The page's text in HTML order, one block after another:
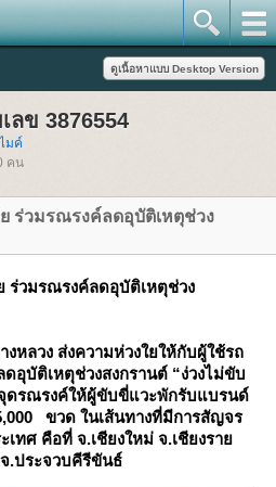
ลข 3876554
มค์
คน
ร่วมรณรงค์ลดอุบัติเหตุช่วง
วมรณรงค์ลดอุบัติเหตุช่วง
ลวง ส่งความห่วงใยให้กับผู้ใช้รถ
บัติเหตุช่วงสงกรานต์ “ง่วงไม่ขับ
ดรณรงค์ให้ผู้ขับขี่แวะพักรับแบรนด์
ขวด ในเส้นทางที่มีการสัญจร
ทศ คือที่ จ.เชียงใหม่ จ.เชียงรา
.ประจวบคีรีขันธ์